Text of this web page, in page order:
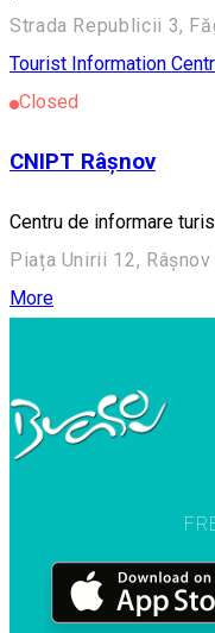
Strada Republicii 3,
Tourist Information
Closed
CNIPT Râșnov
Centru de informare
Piața Unirii 12,
More